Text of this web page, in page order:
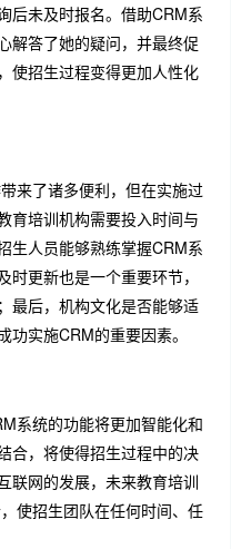
后未及时报名。借助CRM系
解答了她的疑问，并最终促
使招生过程变得更加人性化
来了诸多便利，但在实施过
育培训机构需要投入时间与
生人员能够熟练掌握CRM系
更新也是一个重要环节，
最后，机构文化是否能够适
实施CRM的重要因素。
系统的功能将更加智能化和
合，将使得招生过程中的决
联网的发展，未来教育培训
使招生团队在任何时间、任